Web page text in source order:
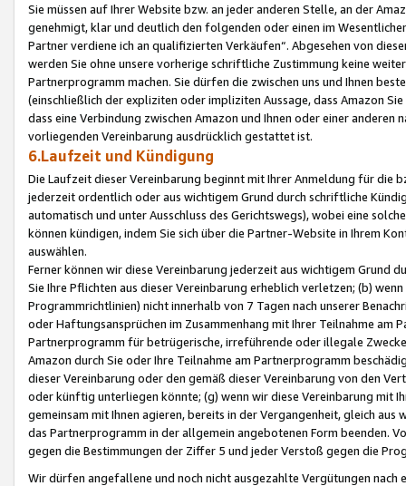
Sie müssen auf Ihrer Website bzw. an jeder anderen Stelle, an der
genehmigt, klar und deutlich den folgenden oder einen im
Partner verdiene ich an qualifizierten Verkäufen“. Abgesehen von
werden Sie ohne unsere vorherige schriftliche Zustimmung keine
Partnerprogramm machen. Sie dürfen die zwischen uns und Ihnen
(einschließlich der expliziten oder impliziten Aussage, dass Amazon
dass eine Verbindung zwischen Amazon und Ihnen oder einer
vorliegenden Vereinbarung ausdrücklich gestattet ist.
6.Laufzeit und Kündigung
Die Laufzeit dieser Vereinbarung beginnt mit Ihrer Anmeldung für die
jederzeit ordentlich oder aus wichtigem Grund durch schriftliche
automatisch und unter Ausschluss des Gerichtswegs), wobei eine
können kündigen, indem Sie sich über die Partner-Website in Ihrem
auswählen.
Ferner können wir diese Vereinbarung jederzeit aus wichtigem Grund
Sie Ihre Pflichten aus dieser Vereinbarung erheblich verletzen; (b)
Programmrichtlinien) nicht innerhalb von 7 Tagen nach unserer
oder Haftungsansprüchen im Zusammenhang mit Ihrer Teilnahme am
Partnerprogramm für betrügerische, irreführende oder illegale
Amazon durch Sie oder Ihre Teilnahme am Partnerprogramm
dieser Vereinbarung oder den gemäß dieser Vereinbarung von den
oder künftig unterliegen könnte; (g) wenn wir diese Vereinbarung mit
gemeinsam mit Ihnen agieren, bereits in der Vergangenheit, gleich
das Partnerprogramm in der allgemein angebotenen Form beenden.
gegen die Bestimmungen der Ziffer 5 und jeder Verstoß gegen die
Wir dürfen angefallene und noch nicht ausgezahlte Vergütungen